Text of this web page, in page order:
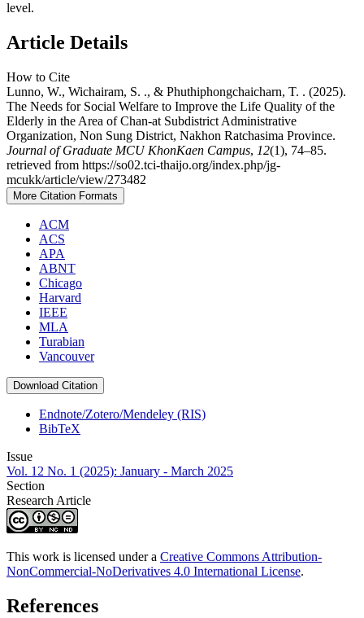
level.
Article Details
How to Cite
Lunno, W., Wichairam, S. ., & Phuthiphongchaicharn, T. . (2025).
The Needs for Social Welfare to Improve the Life Quality of the
Elderly in the Area of Chan-at Subdistrict Administrative
Organization, Non Sung District, Nakhon Ratchasima Province.
Journal of Graduate MCU KhonKaen Campus, 12(1), 74–85.
retrieved from https://so02.tci-thaijo.org/index.php/jg-
mcukk/article/view/273482
More Citation Formats
ACM
ACS
APA
ABNT
Chicago
Harvard
IEEE
MLA
Turabian
Vancouver
Download Citation
Endnote/Zotero/Mendeley (RIS)
BibTeX
Issue
Vol. 12 No. 1 (2025): January - March 2025
Section
Research Article
This work is licensed under a Creative Commons Attribution-
NonCommercial-NoDerivatives 4.0 International License.
References